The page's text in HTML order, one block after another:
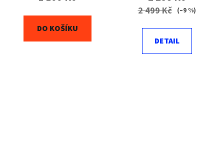
DO KOŠÍKU
2 499 Kč (–9 %)
DETAIL